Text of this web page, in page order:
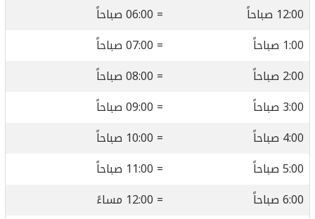
12:00 صباحاً
= 06:00 صباحاً
1:00 صباحاً
= 07:00 صباحاً
2:00 صباحاً
= 08:00 صباحاً
3:00 صباحاً
= 09:00 صباحاً
4:00 صباحاً
= 10:00 صباحاً
5:00 صباحاً
= 11:00 صباحاً
6:00 صباحاً
= 12:00 مساءً